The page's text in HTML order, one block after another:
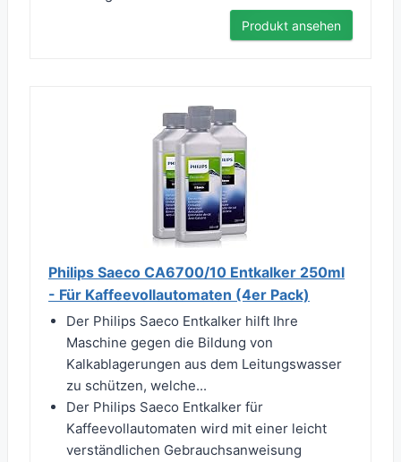
Produkt ansehen
Philips Saeco CA6700/10 Entkalker 250ml
- Für Kaffeevollautomaten (4er Pack)
Der Philips Saeco Entkalker hilft Ihre
Maschine gegen die Bildung von
Kalkablagerungen aus dem Leitungswasser
zu schützen, welche...
Der Philips Saeco Entkalker für
Kaffeevollautomaten wird mit einer leicht
verständlichen Gebrauchsanweisung